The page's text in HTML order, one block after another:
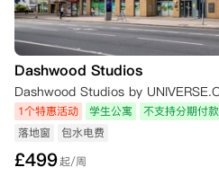
Dashwood Studios
1个特惠活动 学生公寓 不支持分期付款
落地窗
包水电费
£499起/周